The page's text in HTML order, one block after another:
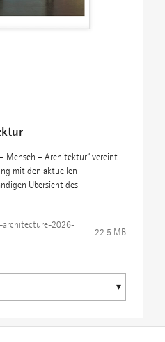
Mensch – Architektur“ vereint
mit den aktuellen
Übersicht des
2026-
22.5 MB